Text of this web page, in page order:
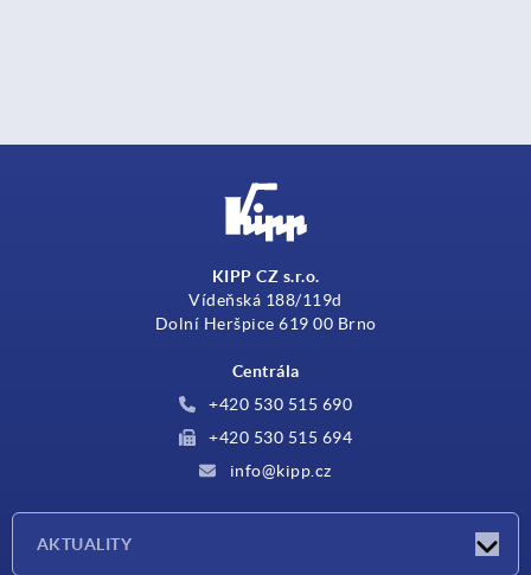
KIPP CZ s.r.o.
Vídeňská 188/119d
Dolní Heršpice 619 00 Brno
Centrála
+420 530 515 690
+420 530 515 694
info@kipp.cz
AKTUALITY